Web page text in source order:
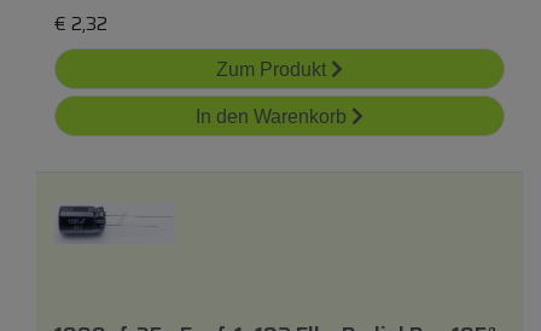
€ 2,32
Zum Produkt
In den Warenkorb